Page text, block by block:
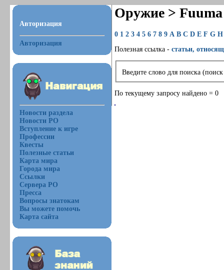
Авторизация
Авторизация
Новости раздела
Новости РО
Вступление к игре
Профессии
Квесты
Полезные статьи
Карта мира
Города мира
Ссылки
Сервера РО
Пресса
Вопросы знатокам
Вы можете помочь
Карта сайта
Оружие >
0 1 2 3 4 5 6 7 8 9 A B C D E F G H
Полезная ссылка -статьи,
Введите слово для поиска
По текущему запросу найдено = 0